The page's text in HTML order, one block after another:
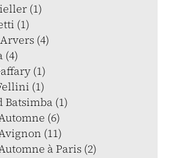
(1)
(1)
(4)
(4)
(1)
(1)
(1)
(6)
(11)
à Paris (2)